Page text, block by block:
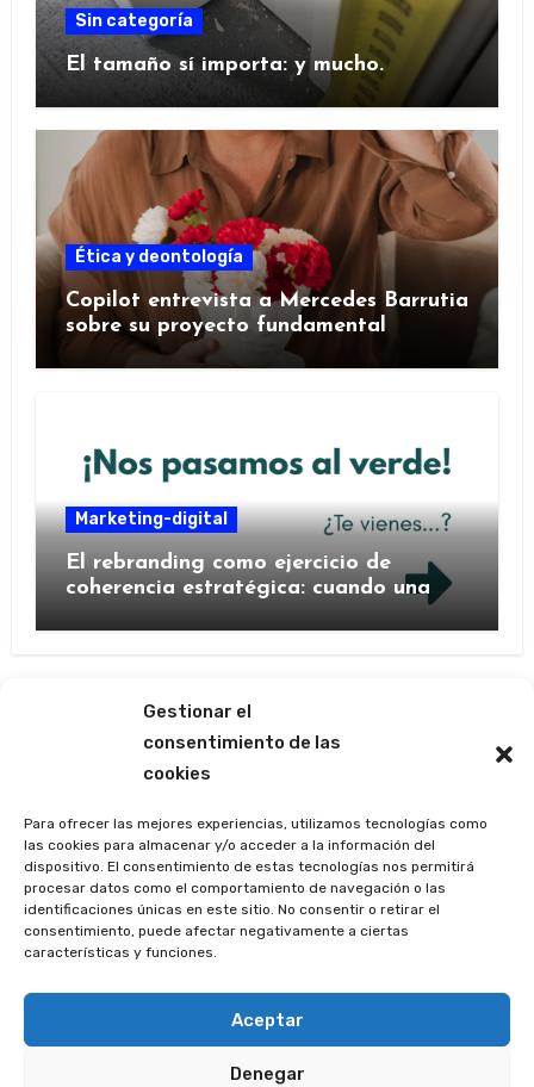
Gestionar el
consentimiento de las
cookies
Para ofrecer las mejores experiencias, utilizamos tecnologías como
las cookies para almacenar y/o acceder a la información del
dispositivo. El consentimiento de estas tecnologías nos permitirá
procesar datos como el comportamiento de navegación o las
identificaciones únicas en este sitio. No consentir o retirar el
consentimiento, puede afectar negativamente a ciertas
características y funciones.
Aceptar
Denegar
Sin categoría
El tamaño sí importa: y mucho.
Ética y deontología
Copilot entrevista a Mercedes Barrutia
sobre su proyecto fundamental
Marketing-digital
El rebranding como ejercicio de
coherencia estratégica: cuando una
Las ágoras de Mercedes
Barrutia
(p e r i o d í s t i c a m e n t e)
Periodísticamente ® está registrada en la Oficina
Española de Patentes y Marcas. |Bloguspor
Themeansar